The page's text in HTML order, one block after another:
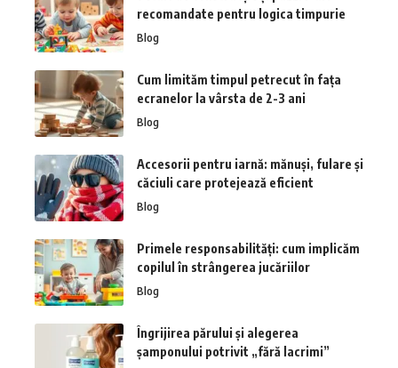
recomandate pentru logica timpurie
Blog
Cum limităm timpul petrecut în fața
ecranelor la vârsta de 2-3 ani
Blog
Accesorii pentru iarnă: mănuși, fulare și
căciuli care protejează eficient
Blog
Primele responsabilități: cum implicăm
copilul în strângerea jucăriilor
Blog
Îngrijirea părului și alegerea
șamponului potrivit „fără lacrimi”